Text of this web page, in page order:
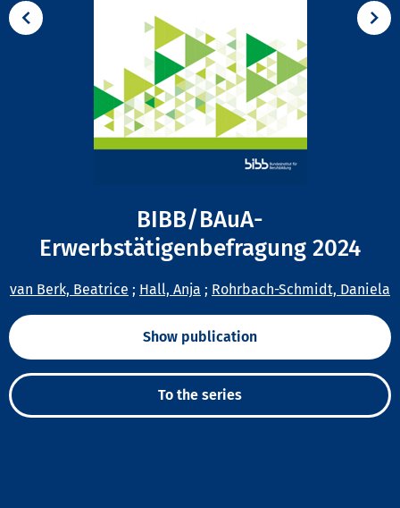
BIBB/BAuA-
Erwerbstätigenbefragung 2024
van Berk, Beatrice ; Hall, Anja ; Rohrbach-Schmidt, Daniela
Show publication
To the series